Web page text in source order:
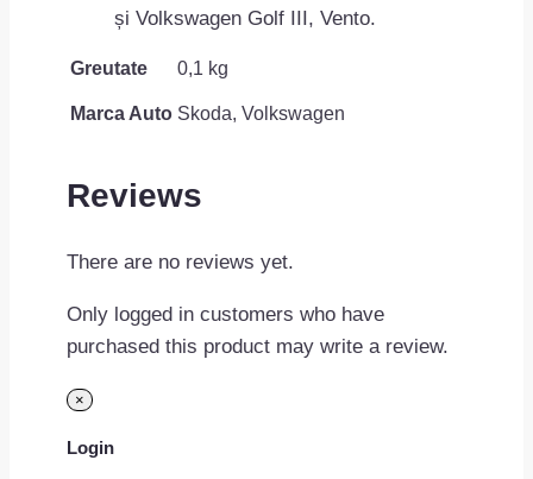
și Volkswagen Golf III, Vento.
Greutate 0,1 kg
Marca Auto Skoda, Volkswagen
Reviews
There are no reviews yet.
Only logged in customers who have
purchased this product may write a review.
×
Login